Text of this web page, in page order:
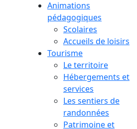
Animations
pédagogiques
Scolaires
Accueils de loisirs
Tourisme
Le territoire
Hébergements et
services
Les sentiers de
randonnées
Patrimoine et